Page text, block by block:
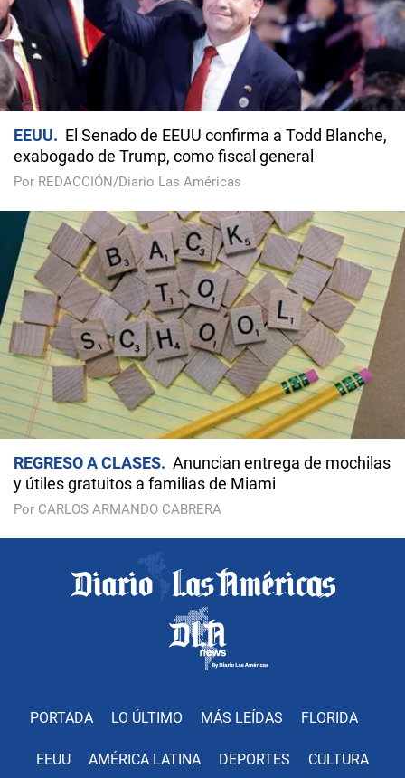
EEUU
El Senado de EEUU confirma a Todd Blanche,
exabogado de Trump, como fiscal general
Por REDACCIÓN/Diario Las Américas
REGRESO A CLASES
Anuncian entrega de mochilas
y útiles gratuitos a familias de Miami
Por CARLOS ARMANDO CABRERA
PORTADA LO ÚLTIMO MÁS LEÍDAS FLORIDA
EEUU AMÉRICA LATINA DEPORTES CULTURA